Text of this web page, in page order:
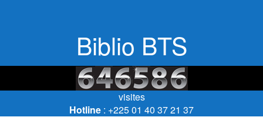
Biblio BTS
visites
Hotline : +225 01 40 37 21 37